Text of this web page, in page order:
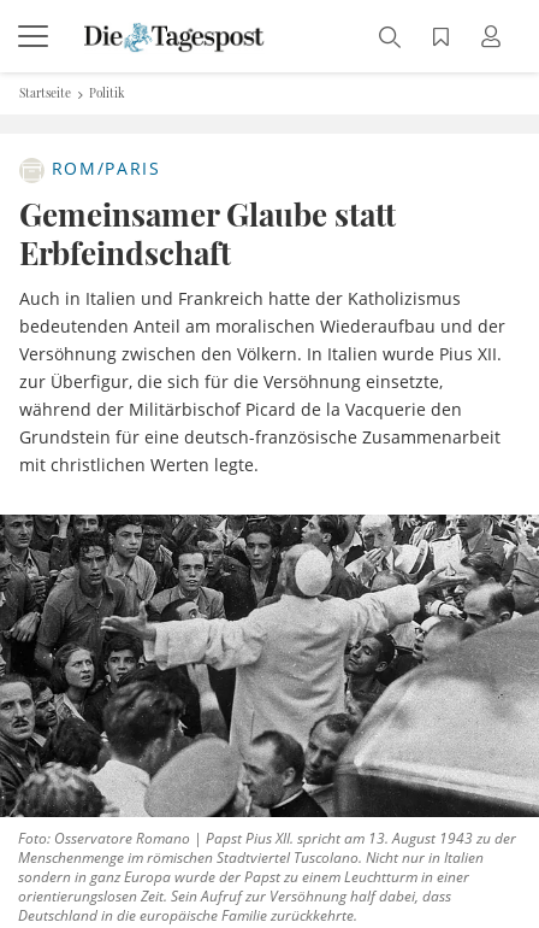
Startseite Politik
ROM/PARIS
Gemeinsamer Glaube statt
Erbfeindschaft
Auch in Italien und Frankreich hatte der Katholizismus
bedeutenden Anteil am moralischen Wiederaufbau und der
Versöhnung zwischen den Völkern. In Italien wurde Pius XII.
zur Überfigur, die sich für die Versöhnung einsetzte,
während der Militärbischof Picard de la Vacquerie den
Grundstein für eine deutsch-französische Zusammenarbeit
mit christlichen Werten legte.
Foto: Osservatore Romano | Papst Pius XII. spricht am 13. August 1943 zu der
Menschenmenge im römischen Stadtviertel Tuscolano. Nicht nur in Italien
sondern in ganz Europa wurde der Papst zu einem Leuchtturm in einer
orientierungslosen Zeit. Sein Aufruf zur Versöhnung half dabei, dass
Deutschland in die europäische Familie zurückkehrte.